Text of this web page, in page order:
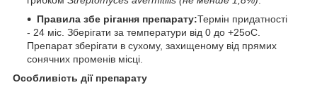
Правила збе рігання препарату:Термін придатності
- 24 міс. Зберігати за температури від 0 до +25оС.
Препарат зберігати в сухому, захищеному від прямих
сонячних променів місці.
Особливість дії препарату